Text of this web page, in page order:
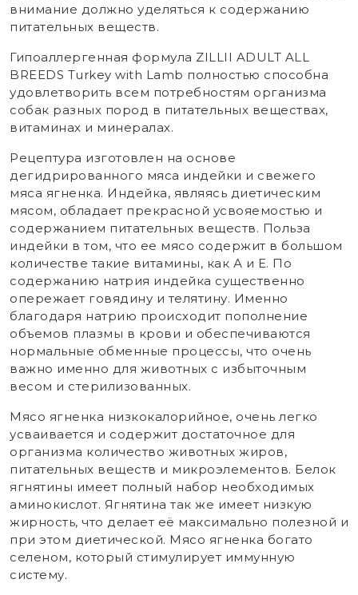
внимание должно уделяться к содержанию
питательных веществ.
Гипоаллергенная формула ZILLII ADULT ALL
BREEDS Turkey with Lamb полностью способна
удовлетворить всем потребностям организма
собак разных пород в питательных веществах,
витаминах и минералах.
Рецептура изготовлен на основе
дегидрированного мяса индейки и свежего
мяса ягненка. Индейка, являясь диетическим
мясом, обладает прекрасной усвояемостью и
содержанием питательных веществ. Польза
индейки в том, что ее мясо содержит в большом
количестве такие витамины, как А и Е. По
содержанию натрия индейка существенно
опережает говядину и телятину. Именно
благодаря натрию происходит пополнение
объемов плазмы в крови и обеспечиваются
нормальные обменные процессы, что очень
важно именно для животных с избыточным
весом и стерилизованных.
Мясо ягненка низкокалорийное, очень легко
усваивается и содержит достаточное для
организма количество животных жиров,
питательных веществ и микроэлементов. Белок
ягнятины имеет полный набор необходимых
аминокислот. Ягнятина так же имеет низкую
жирность, что делает её максимально полезной и
при этом диетической. Мясо ягненка богато
селеном, который стимулирует иммунную
систему.